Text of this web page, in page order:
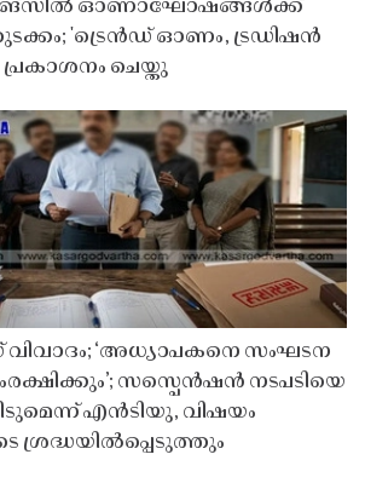
ഓണാഘോഷങ്ങൾക്ക്
'ട്രെൻഡ് ഓണം, ട്രഡിഷൻ
ചെയ്തു
‘അധ്യാപകനെ സംഘടന
സസ്പെൻഷൻ നടപടിയെ
എൻടിയു, വിഷയം
ശ്രദ്ധയിൽപ്പെടുത്തും